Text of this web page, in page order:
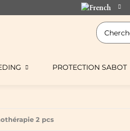
PROTECTION SABOT
2 pcs